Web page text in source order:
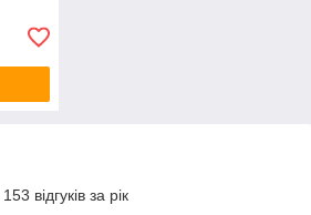
відгуків за рік